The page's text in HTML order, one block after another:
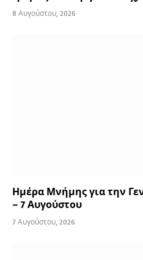
8 Αυγούστου, 2026
Ημέρα Μνήμης για την
– 7 Αυγούστου
7 Αυγούστου, 2026